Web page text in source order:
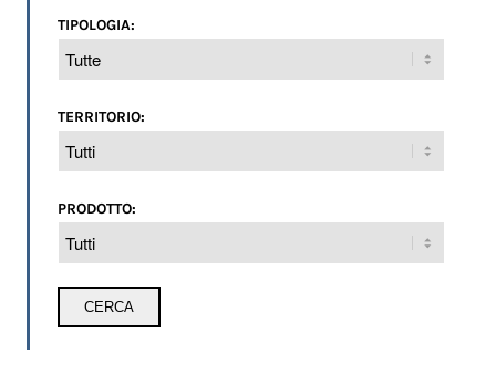
TIPOLOGIA:
TERRITORIO:
PRODOTTO: